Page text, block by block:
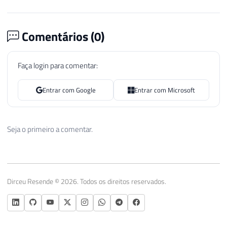
Comentários (0)
Faça login para comentar:
Entrar com Google Entrar com Microsoft
Seja o primeiro a comentar.
Dirceu Resende © 2026. Todos os direitos reservados.